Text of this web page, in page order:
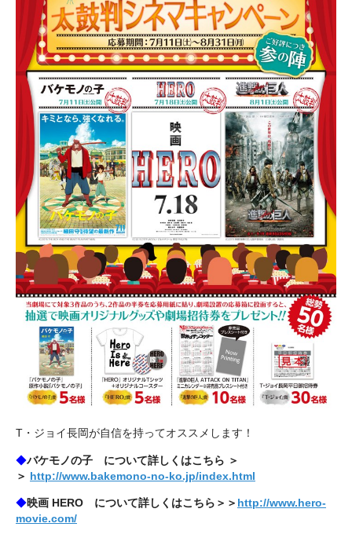
T・ジョイ長岡が自信を持ってオススメします！
◆バケモノの子 について詳しくはこちら ＞
＞ http://www.bakemono-no-ko.jp/index.html
◆映画 HERO について詳しくはこちら＞＞ http://www.hero-
movie.com/